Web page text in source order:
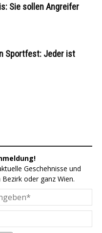
Sie sollen Angreifer
Sportfest: Jeder ist
Geschehnisse und
oder ganz Wien.